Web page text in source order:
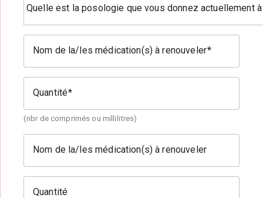
Quelle est la posologie que vous donnez actuellement
Nom de la/les médication(s) à renouveler
Quantité
(nbr de comprimés ou millilitres)
Nom de la/les médication(s) à renouveler
Quantité